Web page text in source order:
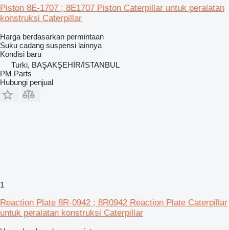
Piston 8E-1707 ; 8E1707 Piston Caterpillar untuk peralatan
konstruksi Caterpillar
Harga berdasarkan permintaan
Suku cadang suspensi lainnya
Kondisi baru
Turki, BAŞAKŞEHİR/İSTANBUL
PM Parts
Hubungi penjual
1
Reaction Plate 8R-0942 ; 8R0942 Reaction Plate Caterpillar
untuk peralatan konstruksi Caterpillar